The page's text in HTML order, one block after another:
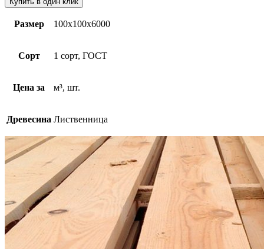
Размер 100х100х6000
Сорт 1 сорт, ГОСТ
Цена за м³, шт.
Древесина Лиственница